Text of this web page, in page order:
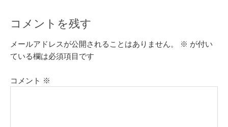
コメントを残す
メールアドレスが公開されることはありません。 ※ が付い
ている欄は必須項目です
コメント ※